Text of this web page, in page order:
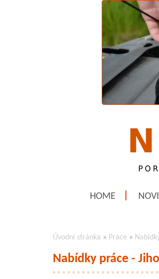
HOME
Úvodní stránka » Práce »
Nabídky práce -